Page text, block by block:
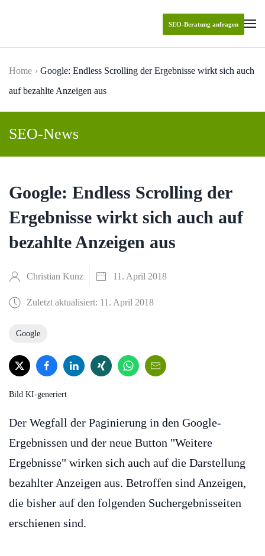
SEO-Beratung anfragen
Home
Google: Endless Scrolling der Ergebnisse wirkt sich auch
auf bezahlte Anzeigen aus
SEO-News
Google: Endless Scrolling der
Ergebnisse wirkt sich auch auf
bezahlte Anzeigen aus
Christian Kunz 11. April 2018
Zuletzt aktualisiert: 11. April 2018
Google
Bild KI-generiert
Der Wegfall der Paginierung in den Google-
Ergebnissen und der neue Button "Weitere
Ergebnisse" wirken sich auch auf die Darstellung
bezahlter Anzeigen aus. Betroffen sind Anzeigen,
die bisher auf den folgenden Suchergebnisseiten
erschienen sind.